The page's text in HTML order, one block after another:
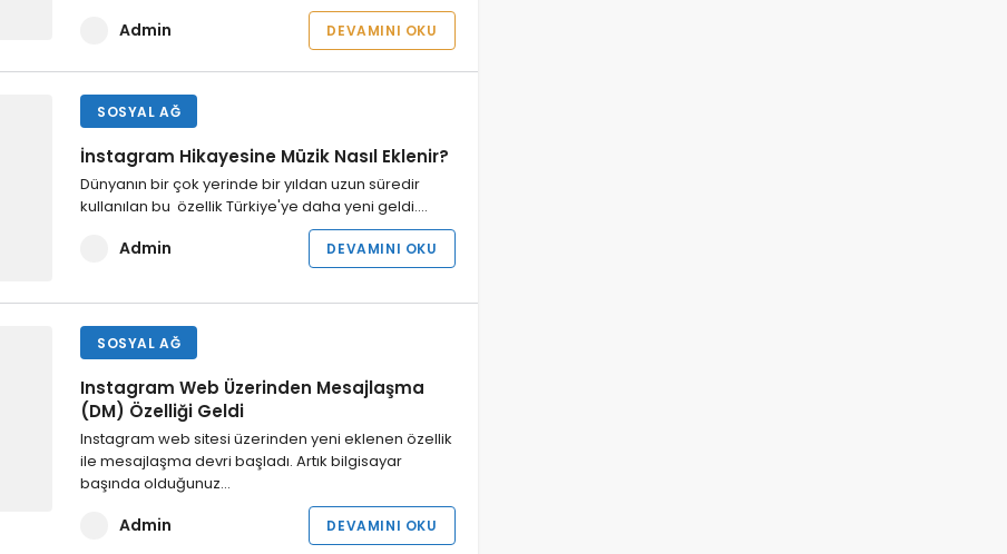
Admin DEVAMINI OKU
SOSYAL AĞ
İnstagram Hikayesine Müzik Nasıl Eklenir?
Dünyanın bir çok yerinde bir yıldan uzun süredir
kullanılan bu özellik Türkiye'ye daha yeni geldi.…
Admin DEVAMINI OKU
SOSYAL AĞ
Instagram Web Üzerinden Mesajlaşma
(DM) Özelliği Geldi
Instagram web sitesi üzerinden yeni eklenen özellik
ile mesajlaşma devri başladı. Artık bilgisayar
başında olduğunuz…
Admin DEVAMINI OKU